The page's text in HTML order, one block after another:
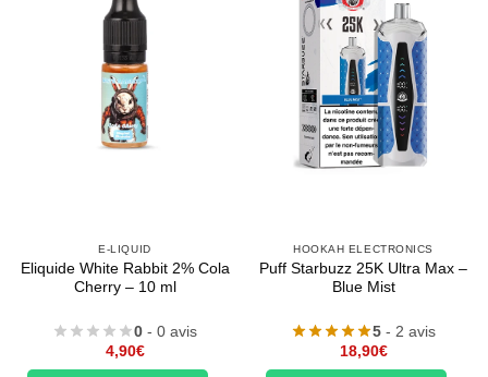
E-LIQUID
Eliquide White Rabbit 2% Cola
Cherry – 10 ml
0 - 0 avis
4,90€
HOOKAH ELECTRONICS
Puff Starbuzz 25K Ultra Max –
Blue Mist
5 - 2 avis
18,90€